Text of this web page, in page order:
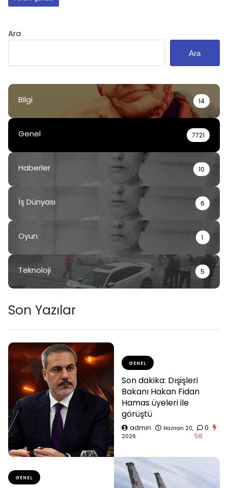
Ara
Ara
Bilgi 14
Genel 7721
Haberler 10
İş Dünyası 6
Oyun 1
Teknoloji 5
Son Yazılar
GENEL
Son dakika: Dışişleri
Bakanı Hakan Fidan
Hamas üyeleri ile
görüştü
admin
Haziran 20,
2026
0
58
GENEL